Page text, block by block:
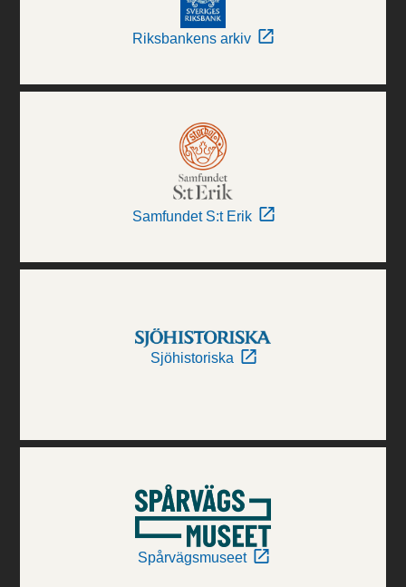
Riksbankens arkiv
Samfundet S:t Erik
Sjöhistoriska
Spårvägsmuseet